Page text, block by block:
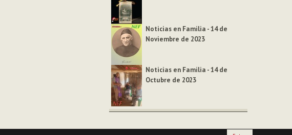
Noticias en Familia - 14 de
Noviembre de 2023
Noticias en Familia - 14 de
Octubre de 2023